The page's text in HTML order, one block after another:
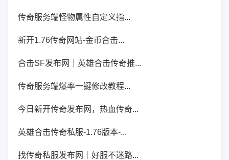
传奇服务端怪物属性自定义指...
新开1.76传奇网站-金币合击...
合击SF发布网｜英雄合击传奇推...
传奇服务端爆率一键修改教程...
今日新开传奇发布网，热血传奇...
英雄合击传奇私服-1.76版本-...
找传奇私服发布网｜好服不迷路...